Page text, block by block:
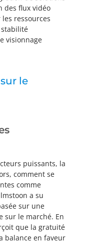
des flux vidéo
ressources
visionnage
le
puissants, la
comment se
comme
a su
sur une
sur le marché. En
que la gratuité
balance en faveur